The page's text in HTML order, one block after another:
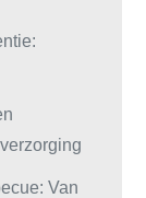
Van